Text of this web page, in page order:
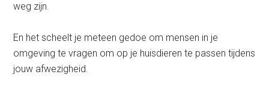
weg zijn.
En het scheelt je meteen gedoe om mensen in je
omgeving te vragen om op je huisdieren te passen tijdens
jouw afwezigheid.